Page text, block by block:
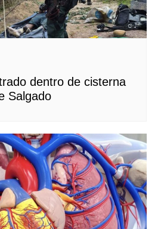
dentro de cisterna
Salgado